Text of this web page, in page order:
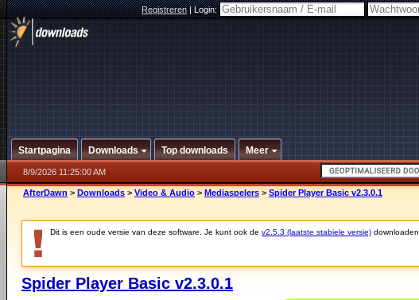
Registreren|Login:
Startpagina Downloads Top downloads Meer
8/9/2026 11:25:00 AM
AfterDawn > Downloads > Video & Audio > Mediaspelers > Spider Player Basic v2.3.0.1
Dit is een oude versie van deze software. Je kunt ook de v2.5.3 (laatste stabiele versie) downloaden.
Spider Player Basic v2.3.0.1